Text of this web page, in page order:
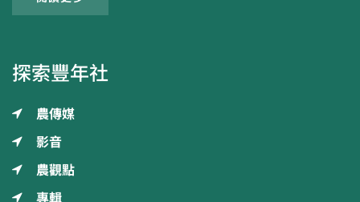
探索豐年社
農傳媒
影音
農觀點